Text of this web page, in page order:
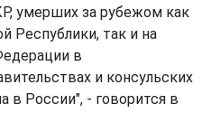
умерших за рубежом как
Республики, так и на
в
и консульских
в России", - говорится в